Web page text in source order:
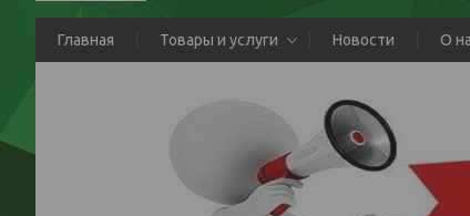
Главная Товары и услуги Новости О